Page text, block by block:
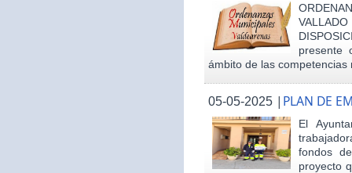
presente
ámbito de las
05-05-2025 | PLAN DE
El
fondos
proyecto